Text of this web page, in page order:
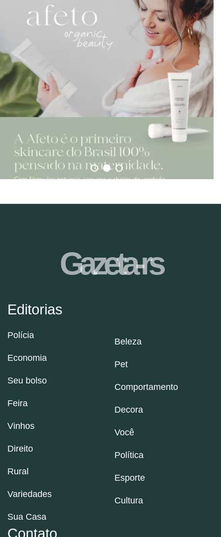
Editorias
Polícia
Economia
Seu bolso
Feira
Vinhos
Direito
Rural
Variedades
Sua Casa
Beleza
Pet
Comportamento
Decora
Você
Política
Esporte
Cultura
Contato
Gazeta-rs